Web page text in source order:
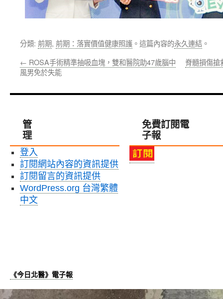
分類: 前期, 前期：落實價值健康照護 。這篇內容的永久連結 。
← ROSA手術精準抽吸血塊，雙和醫院助47歲腦中
風男免於失能
脊髓損傷搶
管
理
登入
訂閱網站內容的資訊提供
訂閱留言的資訊提供
WordPress.org 台灣繁體
中文
免費訂閱電
子報
《今日北醫》電子報